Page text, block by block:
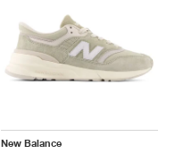
New Balance